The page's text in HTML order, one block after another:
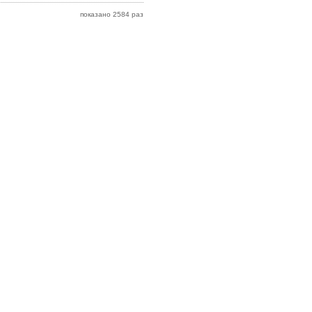
показано 2584 раз